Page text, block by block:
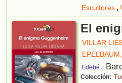
Escultores,
El
VILLAR
Edebé ,
Colección: